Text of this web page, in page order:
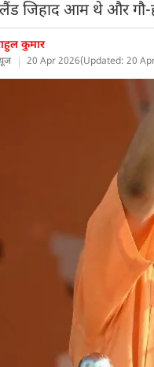
जिहाद आम थे और गौ-
कुमार
20 Apr 2026(Updated: 20